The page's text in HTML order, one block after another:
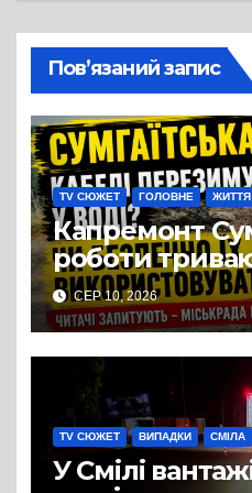
Пов’язаний запис
TV СЮЖЕТ ГОЛОВНЕ ЖИТТЯ
Капремонт
роботи
містян
щодо
СЕР 10, 2026
TV СЮЖЕТ ВИПАДКИ СМІЛА
У Смілі